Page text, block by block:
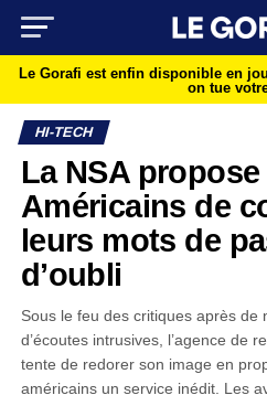
Le Gorafi est enfin disponible en
on tue
HI-TECH
La NSA
Américains de
leurs mots de
d’oubli
Sous le feu des critiques après de
d’écoutes intrusives, l’agence de
tente de redorer son image en
américains un service inédit. Les